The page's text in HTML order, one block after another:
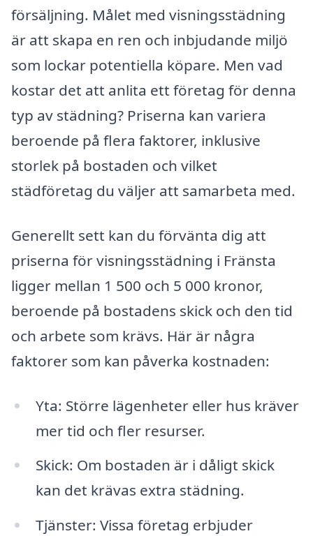
försäljning. Målet med visningsstädning
är att skapa en ren och inbjudande miljö
som lockar potentiella köpare. Men vad
kostar det att anlita ett företag för denna
typ av städning? Priserna kan variera
beroende på flera faktorer, inklusive
storlek på bostaden och vilket
städföretag du väljer att samarbeta med.
Generellt sett kan du förvänta dig att
priserna för visningsstädning i Fränsta
ligger mellan 1 500 och 5 000 kronor,
beroende på bostadens skick och den tid
och arbete som krävs. Här är några
faktorer som kan påverka kostnaden:
Yta: Större lägenheter eller hus kräver
mer tid och fler resurser.
Skick: Om bostaden är i dåligt skick
kan det krävas extra städning.
Tjänster: Vissa företag erbjuder